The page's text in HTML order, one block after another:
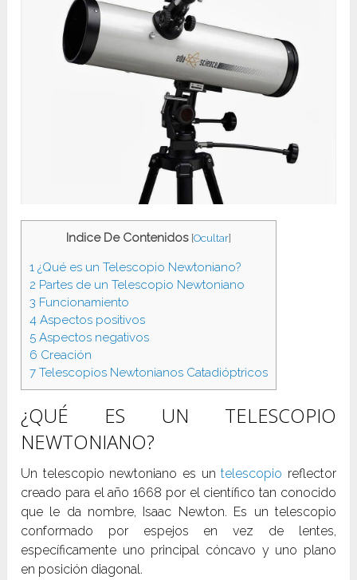
Indice De Contenidos [Ocultar]
1 ¿Qué es un Telescopio Newtoniano?
2 Partes de un Telescopio Newtoniano
3 Funcionamiento
4 Aspectos positivos
5 Aspectos negativos
6 Creación
7 Telescopios Newtonianos Catadióptricos
¿QUÉ ES UN TELESCOPIO
NEWTONIANO?
Un telescopio newtoniano es untelescopio reflector
creado para el año 1668 por el científico tan conocido
que le da nombre, Isaac Newton. Es un telescopio
conformado por espejos en vez de lentes,
específicamente uno principal cóncavo y uno plano
en posición diagonal.